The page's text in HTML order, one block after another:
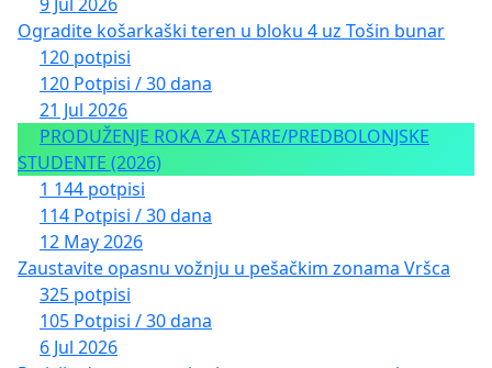
Ogradite košarkaški teren u bloku 4 uz Tošin bunar
120 potpisi
120 Potpisi / 30 dana
21 Jul 2026
PRODUŽENJE ROKA ZA STARE/PREDBOLONJSKE
STUDENTE (2026)
1 144 potpisi
114 Potpisi / 30 dana
12 May 2026
Zaustavite opasnu vožnju u pešačkim zonama Vršca
325 potpisi
105 Potpisi / 30 dana
6 Jul 2026